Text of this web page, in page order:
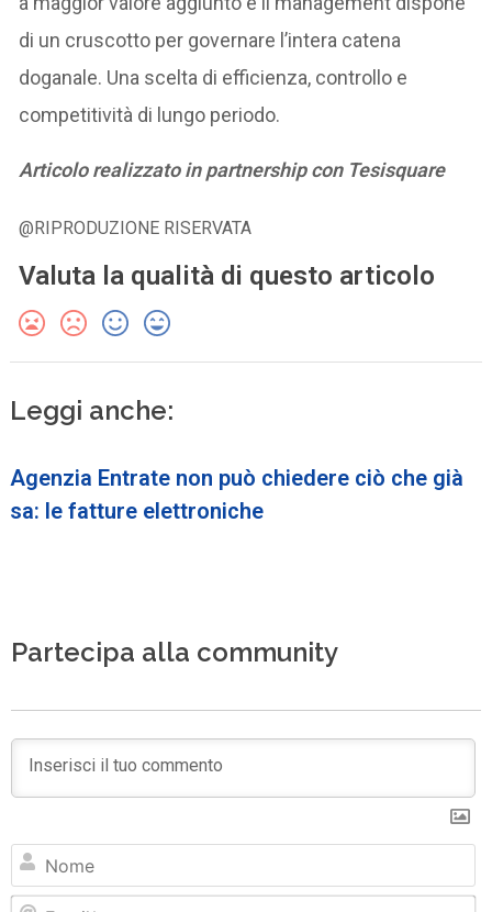
di un cruscotto per governare l’intera catena
doganale. Una scelta di efficienza, controllo e
competitività di lungo periodo.
Articolo realizzato in partnership con Tesisquare
@RIPRODUZIONE RISERVATA
Valuta la qualità di questo articolo
Leggi anche:
Agenzia Entrate non può chiedere ciò che già
sa: le fatture elettroniche
Partecipa alla community